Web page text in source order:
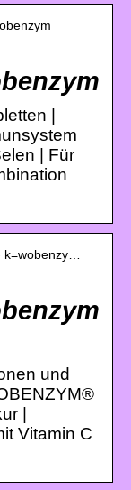
|
| Für
k=wobenzy…
und
|
Vitamin C